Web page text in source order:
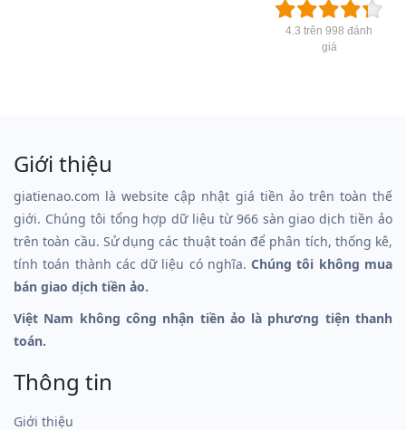
4.3 trên 998 đánh
giá
Giới thiệu
giatienao.com là website cập nhật giá tiền ảo trên toàn thế
giới. Chúng tôi tổng hợp dữ liệu từ 966 sàn giao dịch tiền ảo
trên toàn cầu. Sử dụng các thuật toán để phân tích, thống kê,
tính toán thành các dữ liệu có nghĩa.Chúng tôi không mua
bán giao dịch tiền ảo.
Việt Nam không công nhận tiền ảo là phương tiện thanh
toán.
Thông tin
Giới thiệu